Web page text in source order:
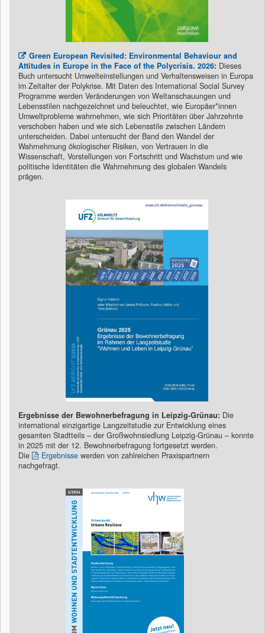
Green European Revisited: Environmental Behaviour and
Attitudes in Europe in the Face of the Polycrisis. 2026: Dieses
Buch untersucht Umwelteinstellungen und Verhaltensweisen in Europa
im Zeitalter der Polykrise. Mit Daten des International Social Survey
Programme werden Veränderungen von Weltanschauungen und
Lebensstilen nachgezeichnet und beleuchtet, wie Europäer*innen
Umweltprobleme wahrnehmen, wie sich Prioritäten über Jahrzehnte
verschoben haben und wie sich Lebensstile zwischen Ländern
unterscheiden. Dabei untersucht der Band den Wandel der
Wahrnehmung ökologischer Risiken, von Vertrauen in die
Wissenschaft, Vorstellungen von Fortschritt und Wachstum und wie
politische Identitäten die Wahrnehmung des globalen Wandels
prägen.
Ergebnisse der Bewohnerbefragung in Leipzig-Grünau: Die
international einzigartige Langzeitstudie zur Entwicklung eines
gesamten Stadtteils – der Großwohnsiedlung Leipzig-Grünau – konnte
in 2025 mit der 12. Bewohnerbefragung fortgesetzt werden.
Die
Ergebnisse werden von zahlreichen Praxispartnern
nachgefragt.